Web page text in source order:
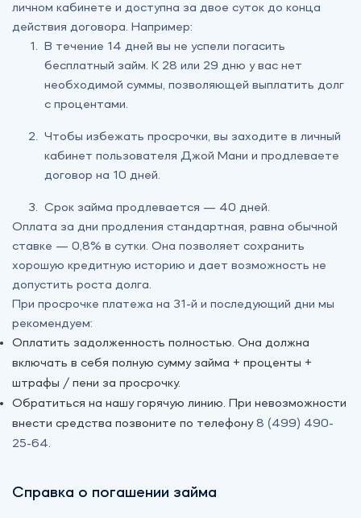
личном кабинете и доступна за двое суток до конца
действия договора. Например:
В течение 14 дней вы не успели погасить
бесплатный займ. К 28 или 29 дню у вас нет
необходимой суммы, позволяющей выплатить долг
с процентами.
Чтобы избежать просрочки, вы заходите в личный
кабинет пользователя Джой Мани и продлеваете
договор на 10 дней.
Срок займа продлевается — 40 дней.
Оплата за дни продления стандартная, равна обычной
ставке — 0,8% в сутки. Она позволяет сохранить
хорошую кредитную историю и дает возможность не
допустить роста долга.
При просрочке платежа на 31-й и последующий дни мы
рекомендуем:
Оплатить задолженность полностью. Она должна
включать в себя полную сумму займа + проценты +
штрафы / пени за просрочку.
Обратиться на нашу горячую линию. При невозможности
внести средства позвоните по телефону8 (499) 490-
25-64.
Справка о погашении займа